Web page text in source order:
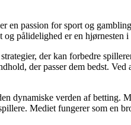
en passion for sport og
pålidelighed er en
der kan forbedre
der passer dem bedst.
dynamiske verden af betting.
Mediet fungerer som en